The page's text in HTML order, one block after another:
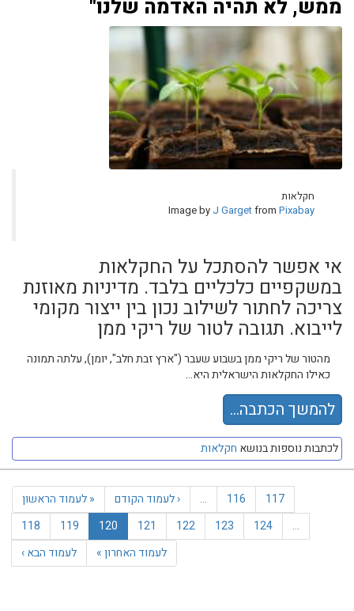
ממש, לא תהיה האדמה שלנו"
חקלאות
Image by J Gargetfrom Pixabay
אי אפשר להסתכל על החקלאות
במשקפיים כלכליים בלבד. מדיניות מאוזנת
צריכה לחתור לשילוב נכון בין ייצור מקומי
לייבוא. תגובה לטור של ריקי ממן
מהטור של ריקי ממן בשבוע שעבר ("ארץ זבת חלב", יומן), עלתה תמונה
כאילו החקלאות הישראלית היא...
להמשך הכתבה...
לכתבות נוספות בנושא חקלאות
« לעמוד הראשון ‹ לעמוד הקודם … 116
117
118
119 120 121 122 123 124
…
לעמוד הבא ›
לעמוד האחרון »